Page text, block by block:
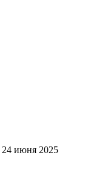
24 июня 2025